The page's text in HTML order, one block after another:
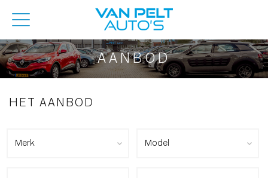
AANBOD
HET AANBOD